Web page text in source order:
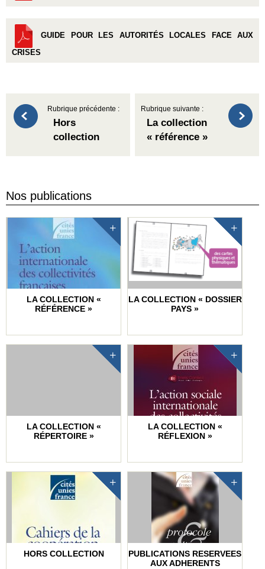
GUIDE POUR LES AUTORITÉS LOCALES FACE AUX
CRISES
Rubrique précédente :
Hors
collection
Rubrique suivante :
La collection
« référence »
Nos publications
LA COLLECTION «
RÉFÉRENCE »
LA COLLECTION « DOSSIER
PAYS »
LA COLLECTION «
RÉPERTOIRE »
LA COLLECTION «
RÉFLEXION »
HORS COLLECTION
PUBLICATIONS RESERVEES
AUX ADHERENTS